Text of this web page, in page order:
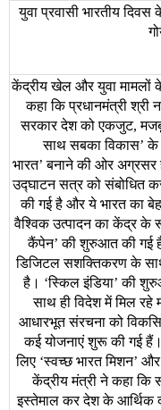
युवाप्रवासीभारतीयदिवस
केंद्रीयखेल औरयुवामामलों
कहाकिप्रधानमंत्रीश्री
सरकारदेशकोएकजुट,
साथसबकाविकास’ के
भारत’ बनानेकीओरअग्रसर
उद्घाटनसत्रकोसंबोधित
कीगईहैऔरयेभारतका
वैश्विकउत्पादनकाकेंद्रके
कैंपेन’ कीशुरुआतकीगई
डिजिटलसशक्तिकरणके
है। ‘स्किलइंडिया’ की
साथहीविदेशमेंमिलरहे
आधारभूतसंरचनाको
कईयोजनाएंशुरूकीगईहैं।
लिए ‘स्वच्छभारतमिशन’ और
केंद्रीयमंत्रीनेकहाकि
इस्तेमालकरदेशके आर्थिक